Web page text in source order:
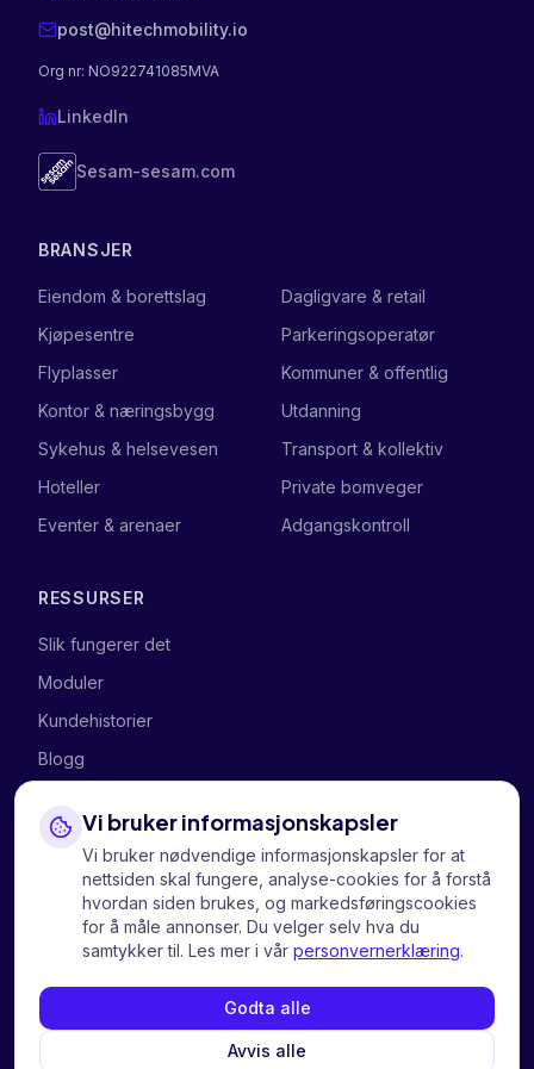
Vi bruker informasjonskapsler
Vi bruker nødvendige informasjonskapsler for at
nettsiden skal fungere, analyse-cookies for å forstå
hvordan siden brukes, og markedsføringscookies
for å måle annonser. Du velger selv hva du
samtykker til. Les mer i vår personvernerklæring.
Avvis alle
Godta alle
post@hitechmobility.io
Org nr: NO922741085MVA
LinkedIn
Sesam-sesam.com
BRANSJER
Eiendom & borettslag
Kjøpesentre
Flyplasser
Kontor & næringsbygg
Sykehus & helsevesen
Hoteller
Eventer & arenaer
Dagligvare & retail
Parkeringsoperatør
Kommuner & offentlig
Utdanning
Transport & kollektiv
Private bomveger
Adgangskontroll
RESSURSER
Slik fungerer det
Moduler
Kundehistorier
Blogg
SELSKAPET
Om oss
Kontakt oss
Personvern
Informasjonskapsler